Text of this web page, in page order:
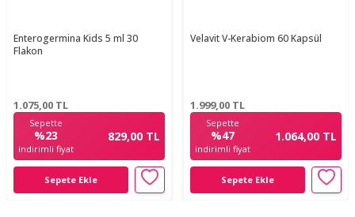
Enterogermina Kids 5 ml 30
Flakon
1.075,00 TL
Sepette
%23
indirimli fiyat
829,00 TL
Sepete Ekle
Velavit V-Kerabiom 60 Kapsül
1.999,00 TL
Sepette
%47
indirimli fiyat
1.064,00 TL
Sepete Ekle